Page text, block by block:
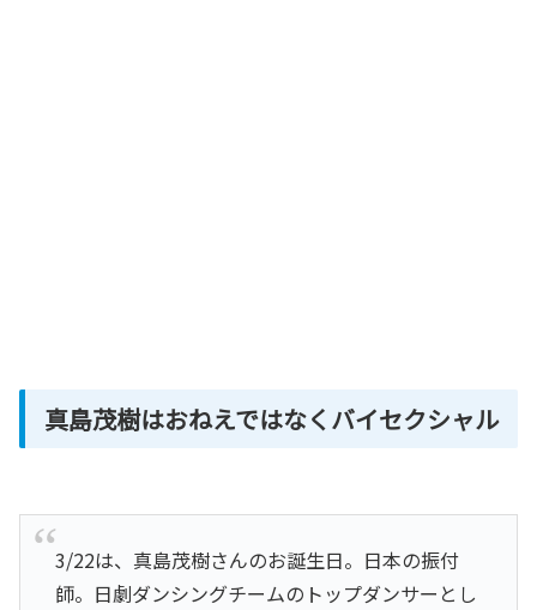
真島茂樹はおねえではなくバイセクシャル
3/22は、真島茂樹さんのお誕生日。日本の振付
師。日劇ダンシングチームのトップダンサーとし